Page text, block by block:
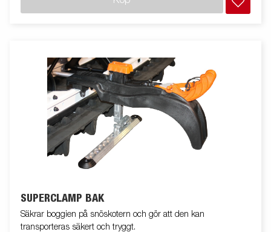
SUPERCLAMP BAK
Säkrar boggien på snöskotern och gör att den kan
transporteras säkert och tryggt.